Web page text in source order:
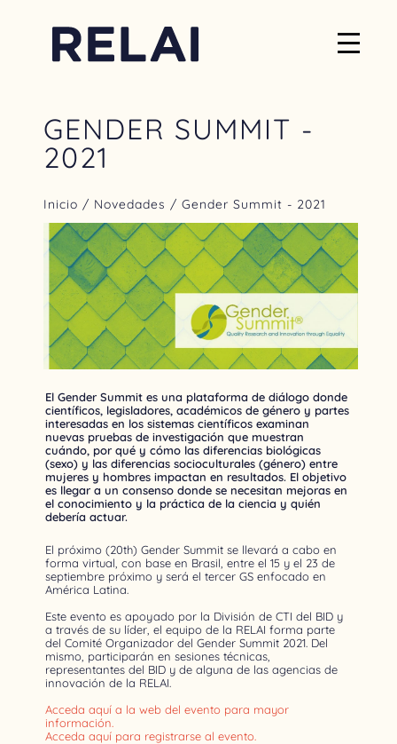
GENDER SUMMIT -
2021
Inicio / Novedades / Gender Summit - 2021
El Gender Summit es una plataforma de diálogo donde
científicos, legisladores, académicos de género y partes
interesadas en los sistemas científicos examinan
nuevas pruebas de investigación que muestran
cuándo, por qué y cómo las diferencias biológicas
(sexo) y las diferencias socioculturales (género) entre
mujeres y hombres impactan en resultados. El objetivo
es llegar a un consenso donde se necesitan mejoras en
el conocimiento y la práctica de la ciencia y quién
debería actuar.
El próximo (20th) Gender Summit se llevará a cabo en
forma virtual, con base en Brasil, entre el 15 y el 23 de
septiembre próximo y será el tercer GS enfocado en
América Latina.
Este evento es apoyado por la División de CTI del BID y
a través de su líder, el equipo de la RELAI forma parte
del Comité Organizador del Gender Summit 2021. Del
mismo, participarán en sesiones técnicas,
representantes del BID y de alguna de las agencias de
innovación de la RELAI.
Acceda aquí a la web del evento para mayor
información.
Acceda aquí para registrarse al evento.